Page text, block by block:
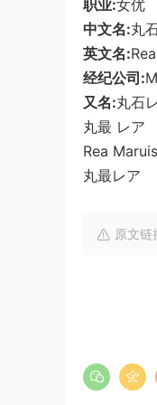
职业:女优
中文名:丸
英文名:
经纪公司:
又名:丸石
丸最 レア
Rea
丸最レア
原文链